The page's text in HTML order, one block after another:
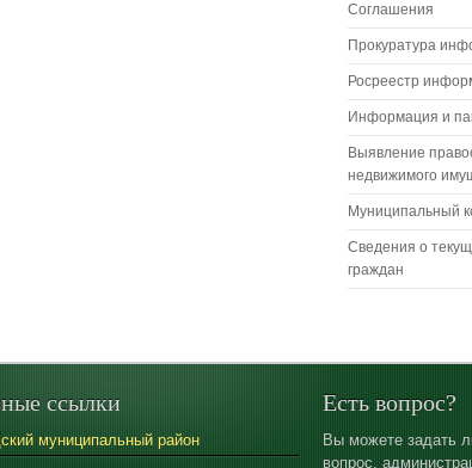
Соглашения
Прокуратура
Росреестр
Информация и
Выявление
недвижимого
Муниципальный
Сведения о
граждан
ссылки
муниципальный район
Есть вопрос?
Вы можете задать
вопрос,